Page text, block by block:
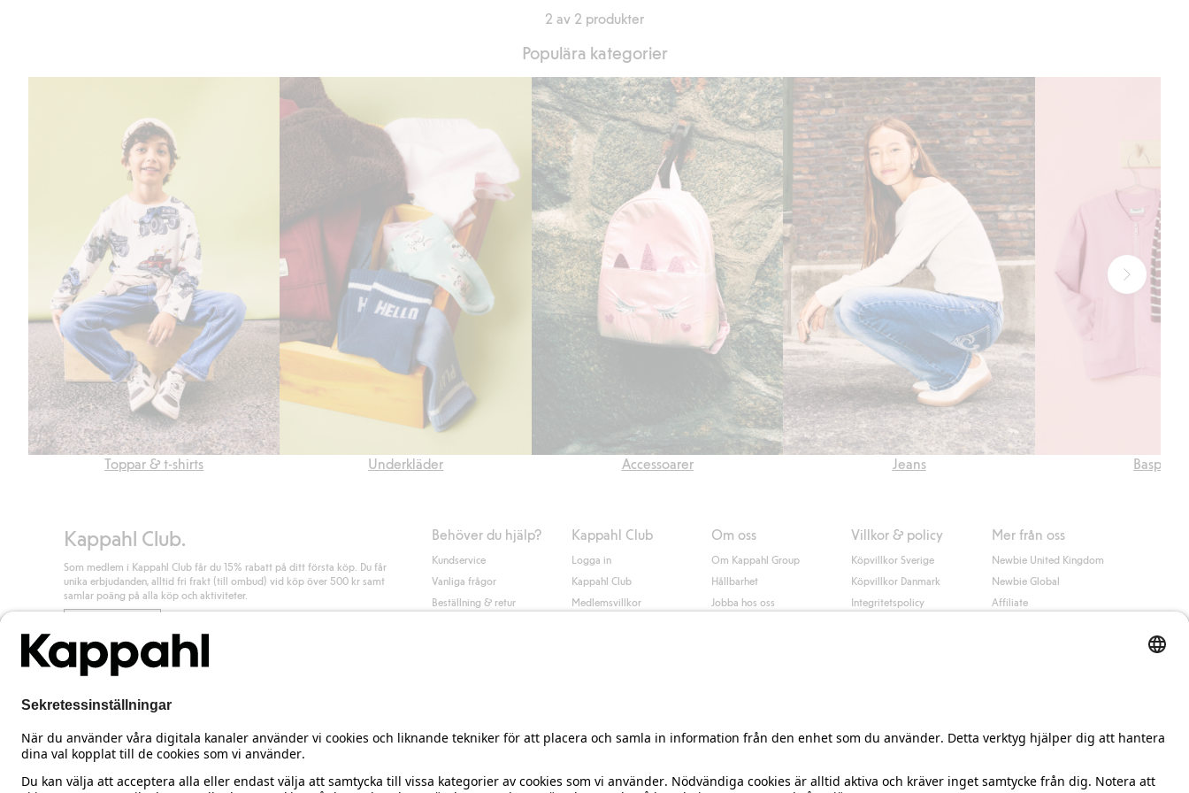
2 av 2 produkter
Populära kategorier
Toppar & t-shirts Underkläder Accessoarer Jeans Basplagg
Kappahl Club.
Som medlem i Kappahl Club får du 15% rabatt på ditt första köp. Du får
unika erbjudanden, alltid fri frakt (till ombud) vid köp över 500 kr samt
samlar poäng på alla köp och aktiviteter.
Behöver du hjälp?
Kundservice
Vanliga frågor
Beställning & retur
Kappahl Club
Logga in
Kappahl Club
Medlemsvillkor
Om oss
Om Kappahl Group
Hållbarhet
Jobba hos oss
Villkor & policy
Köpvillkor Sverige
Köpvillkor Danmark
Integritetspolicy
Mer från oss
Newbie United Kingdom
Newbie Global
Affiliate
Sweden Ändra land